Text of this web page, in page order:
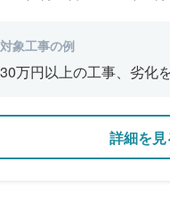
対象工事の例
30万円以上の工事、劣化
詳細を見